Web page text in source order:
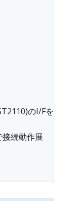
のI/Fを
続動作展